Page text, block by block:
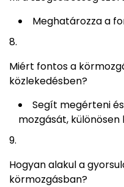
Meghatározza a
Miért fontos a
közlekedésben?
Segít megérteni
mozgását,
Hogyan alakul a
körmozgásban?